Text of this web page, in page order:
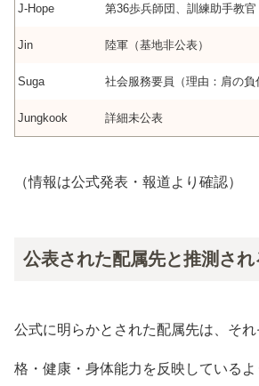
J-Hope 第36歩兵師団、訓練助手教官
Jin 陸軍（基地非公表）
Suga 社会服務要員（理由：肩の負
Jungkook 詳細未公表
（情報は公式発表・報道より確認）
公表された配属先と推測され
公式に明らかとされた配属先は、そ
格・健康・身体能力を反映しているよ